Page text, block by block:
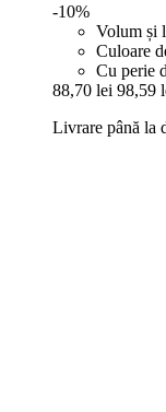
-10%
Volum și
Culoare
Cu perie
88,70 lei 98,59
Livrare până la